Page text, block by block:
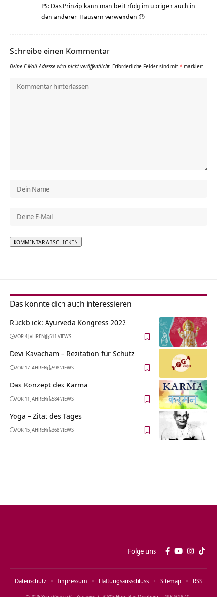
PS: Das Prinzip kann man bei Erfolg im übrigen auch in
den anderen Häusern verwenden 😉
Schreibe einen Kommentar
Deine E-Mail-Adresse wird nicht veröffentlicht. Erforderliche Felder sind mit * markiert.
Das könnte dich auch interessieren
Rückblick: Ayurveda Kongress 2022
VOR 4 JAHREN 511 VIEWS
Devi Kavacham – Rezitation für Schutz
VOR 17 JAHREN 598 VIEWS
Das Konzept des Karma
VOR 11 JAHREN 584 VIEWS
Yoga – Zitat des Tages
VOR 15 JAHREN 368 VIEWS
Folge uns
Datenschutz Impressum Haftungsausschluss Sitemap RSS